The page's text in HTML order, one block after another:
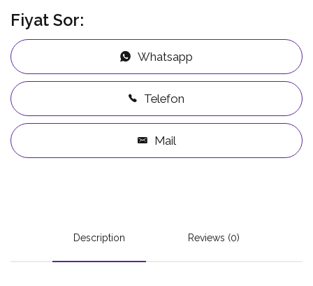
Fiyat Sor:
Whatsapp
Telefon
Mail
Description Reviews (0)